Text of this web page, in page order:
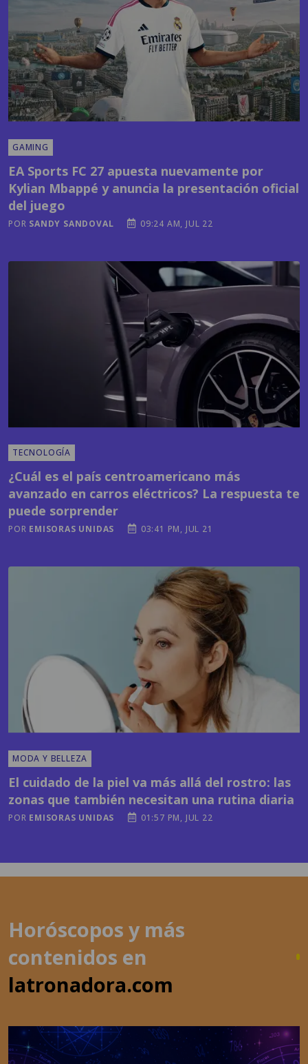
GAMING
Kylian Mbappé y anuncia la presentación oficial
del juego
PORSANDY SANDOVAL 09:24 AM, JUL 22
avanzado en carros eléctricos? La respuesta te
puede sorprender
EMISORAS UNIDAS 03:41 PM, JUL 21
MODA Y BELLEZA
zonas que también necesitan una rutina diaria
POR EMISORAS UNIDAS 01:57 PM, JUL 22
contenidos en
latronadora.com